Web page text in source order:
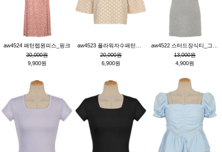
aw4524 패턴랩원피스_핑크
30,000원
9,900원
20,000원
6,900원
13,000원
4,900원